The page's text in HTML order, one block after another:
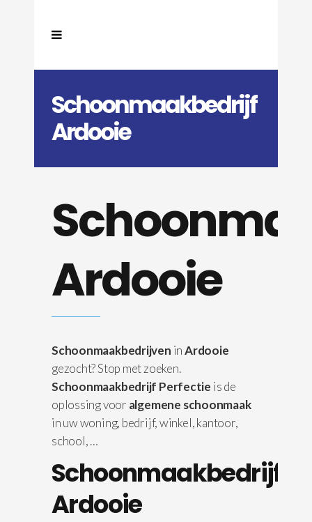
Schoonmaakbedrijf
Ardooie
Ardooie
Schoonmaakbedrijven inArdooie
gezocht? Stop met zoeken.
Schoonmaakbedrijf Perfectie is de
oplossing voor algemene schoonmaak
in uw woning, bedrijf, winkel, kantoor,
school, …
Schoonmaakbedrijf
Ardooie